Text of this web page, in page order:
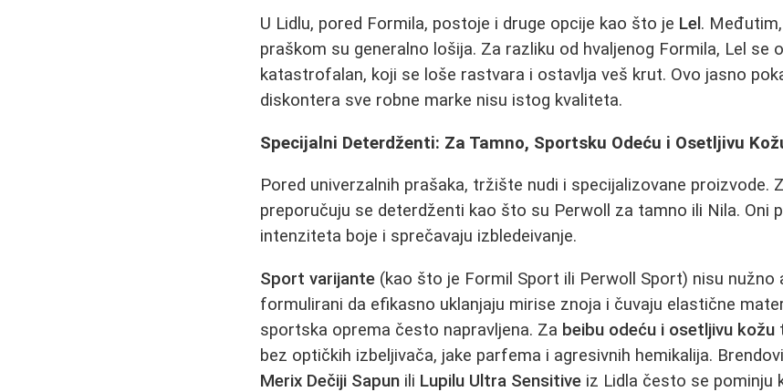
U Lidlu, pored Formila, postoje i druge opcije kao što je Lel .
praškom su generalno lošija. Za razliku od hvaljenog Formila, Lel se
katastrofalan, koji se loše rastvara i ostavlja veš krut. Ovo jasno
diskontera sve robne marke nisu istog kvaliteta.
Specijalni Deterdženti: Za Tamno, Sportsku Odeću i Osetljivu
Pored univerzalnih prašaka, tržište nudi i specijalizovane proizvode.
preporučuju se deterdženti kao što su Perwoll za tamno ili Nila. Oni
intenziteta boje i sprečavaju izbledeivanje.
Sport varijante (kao što je Formil Sport ili Perwoll Sport) nisu nužno
formulirani da efikasno uklanjaju mirise znoja i čuvaju elastične
sportska oprema često napravljena. Za beibu odeću i osetljivu kožu
bez optičkih izbeljivača, jake parfema i agresivnih hemikalija.
Merix Dečiji Sapun ili Lupilu Ultra Sensitive iz Lidla često se pominju